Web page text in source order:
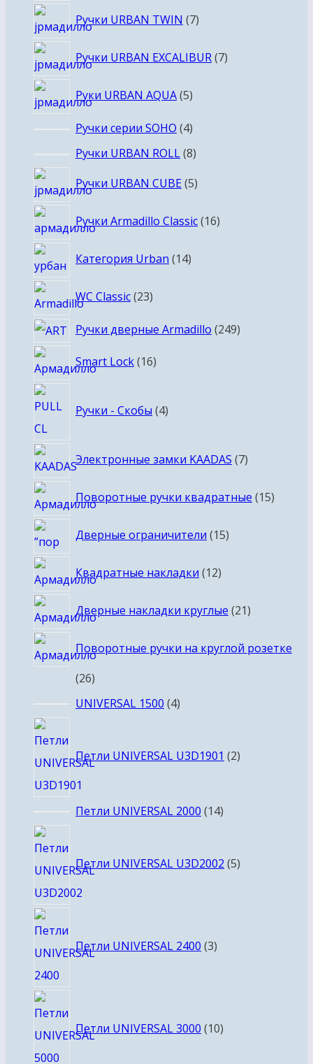
Ручки URBAN TWIN 77
Ручки URBAN EXCALIBUR 77
Руки URBAN AQUA 55
Ручки серии SOHO 44
товара
Ручки URBAN ROLL 88
Ручки URBAN CUBE 55
Ручки Armadillo Classic 1616
Категория Urban 1414
WC Classic 2323
Ручки дверные Armadillo 249249
Smart Lock 1616
Ручки - Скобы 4товара
Электронные замки KAADAS 77
Поворотные ручки квадратные 1515
Дверные ограничители 1515
Квадратные накладки 1212
Дверные накладки круглые 2121
Поворотные ручки на круглой розетке
2626
товаров
UNIVERSAL 1500 44
Петли UNIVERSAL U3D1901 2товара
Петли UNIVERSAL 2000 1414
Петли UNIVERSAL U3D2002 5товаров
Петли UNIVERSAL 2400 3товара
Петли UNIVERSAL 3000 10товаров